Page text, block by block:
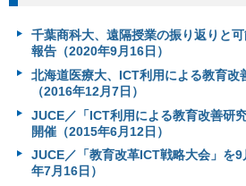
千葉商科大、遠隔授業の振り返りと
報告（2020年9月16日）
北海道医療大、ICT利用による教育改
（2016年12月7日）
JUCE／「ICT利用による教育改善研
開催（2015年6月12日）
JUCE／「教育改革ICT戦略大会」を
年7月16日）